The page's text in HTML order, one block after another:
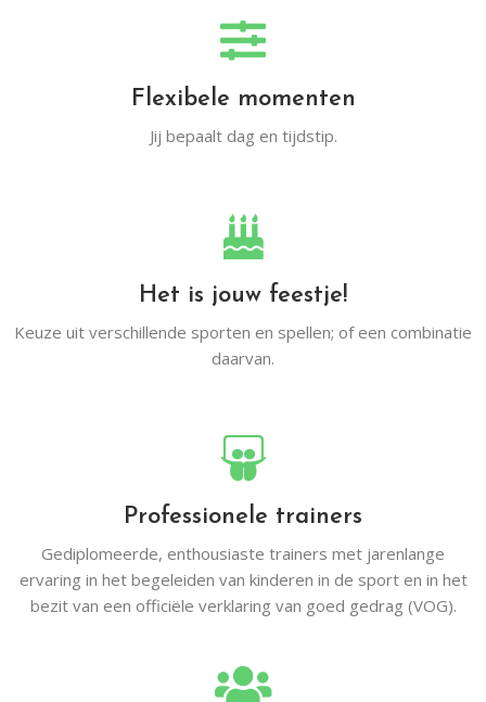
Flexibele momenten
Jij bepaalt dag en tijdstip.
Het is jouw feestje!
Keuze uit verschillende sporten en spellen; of een combinatie
daarvan.
Professionele trainers
Gediplomeerde, enthousiaste trainers met jarenlange
ervaring in het begeleiden van kinderen in de sport en in het
bezit van een officiële verklaring van goed gedrag (VOG).